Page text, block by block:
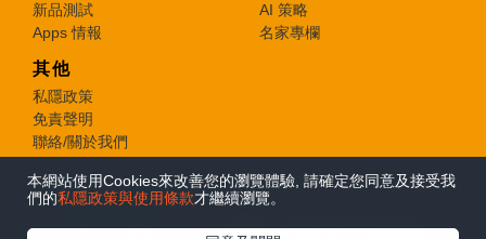
本網站使用Cookies來改善您的瀏覽體驗, 請確定您同意及接受我
們的私隱政策與使用條款才繼續瀏覽。
新品測試
Apps 情報
AI 策略
名家專欄
其他
私隱政策
免責聲明
聯絡/關於我們
© 2026 e-zone. All Rights Reserved.